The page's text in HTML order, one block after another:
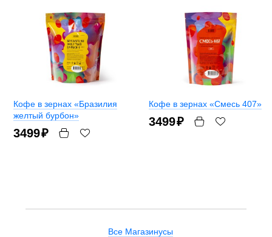
Кофе в зернах «Бразилия
желтый бурбон»
3499₽
Кофе в зернах «Смесь 407»
3499₽
Все Магазинусы